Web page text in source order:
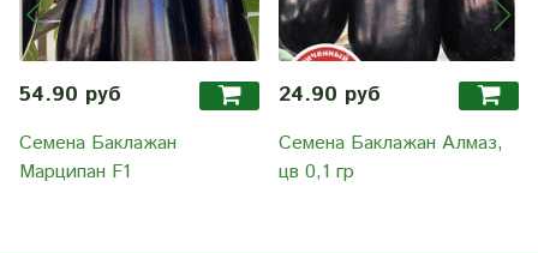
54.90 руб
Семена Баклажан
Марципан F1
24.90 руб
Семена Баклажан Алмаз,
цв 0,1 гр